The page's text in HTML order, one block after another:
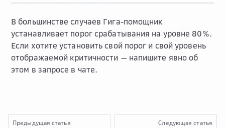
В большинстве случаев Гига-помощник
устанавливает порог срабатывания на уровне 80%.
Если хотите установить свой порог и свой уровень
отображаемой критичности — напишите явно об
этом в запросе в чате.
Предыдущая статья Следующая статья